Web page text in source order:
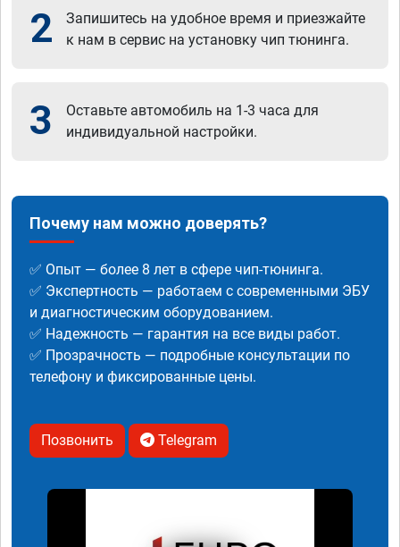
2
Запишитесь на удобное время и приезжайте
к нам в сервис на установку чип тюнинга.
3
Оставьте автомобиль на 1-3 часа для
индивидуальной настройки.
Почему нам можно доверять?
✅ Опыт — более 8 лет в сфере чип-тюнинга.
✅ Экспертность — работаем с современными ЭБУ
и диагностическим оборудованием.
✅ Надежность — гарантия на все виды работ.
✅ Прозрачность — подробные консультации по
телефону и фиксированные цены.
Позвонить Telegram